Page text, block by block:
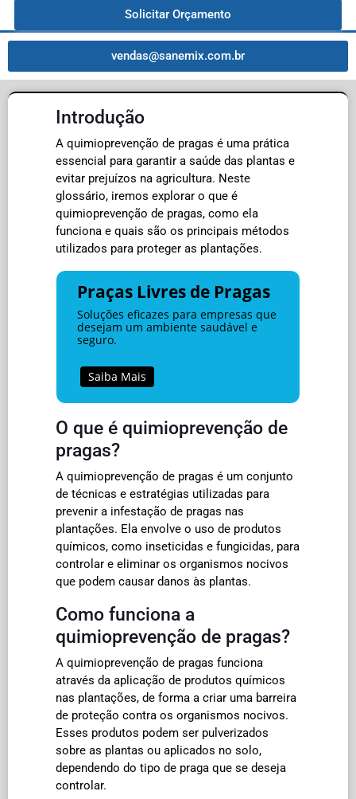
Solicitar Orçamento
vendas@sanemix.com.br
Introdução
A quimioprevenção de pragas é uma prática
essencial para garantir a saúde das plantas e
evitar prejuízos na agricultura. Neste
glossário, iremos explorar o que é
quimioprevenção de pragas, como ela
funciona e quais são os principais métodos
utilizados para proteger as plantações.
Praças Livres de Pragas
Soluções eficazes para empresas que
desejam um ambiente saudável e
seguro.
Saiba Mais
O que é quimioprevenção de
pragas?
A quimioprevenção de pragas é um conjunto
de técnicas e estratégias utilizadas para
prevenir a infestação de pragas nas
plantações. Ela envolve o uso de produtos
químicos, como inseticidas e fungicidas, para
controlar e eliminar os organismos nocivos
que podem causar danos às plantas.
Como funciona a
quimioprevenção de pragas?
A quimioprevenção de pragas funciona
através da aplicação de produtos químicos
nas plantações, de forma a criar uma barreira
de proteção contra os organismos nocivos.
Esses produtos podem ser pulverizados
sobre as plantas ou aplicados no solo,
dependendo do tipo de praga que se deseja
controlar.